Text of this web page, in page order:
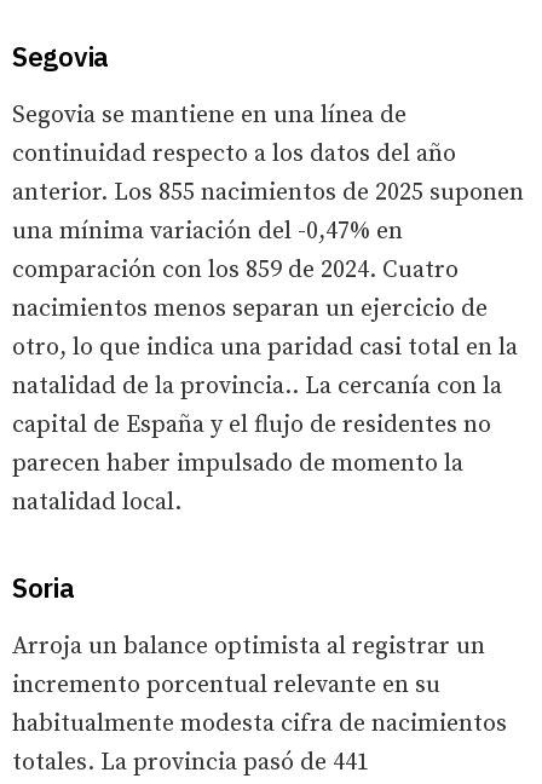
Segovia
Segovia se mantiene en una línea de
continuidad respecto a los datos del año
anterior. Los 855 nacimientos de 2025 suponen
una mínima variación del -0,47% en
comparación con los 859 de 2024. Cuatro
nacimientos menos separan un ejercicio de
otro, lo que indica una paridad casi total en la
natalidad de la provincia.. La cercanía con la
capital de España y el flujo de residentes no
parecen haber impulsado de momento la
natalidad local.
Soria
Arroja un balance optimista al registrar un
incremento porcentual relevante en su
habitualmente modesta cifra de nacimientos
totales. La provincia pasó de 441